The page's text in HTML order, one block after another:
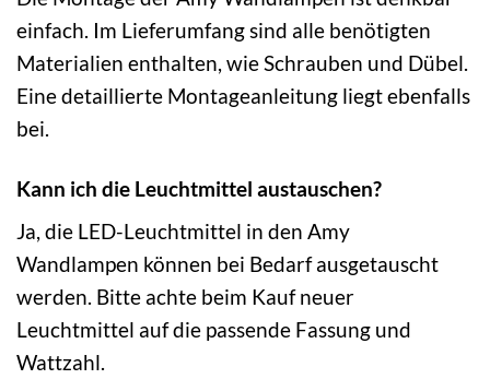
einfach. Im Lieferumfang sind alle benötigten
Materialien enthalten, wie Schrauben und Dübel.
Eine detaillierte Montageanleitung liegt ebenfalls
bei.
Kann ich die Leuchtmittel austauschen?
Ja, die LED-Leuchtmittel in den Amy
Wandlampen können bei Bedarf ausgetauscht
werden. Bitte achte beim Kauf neuer
Leuchtmittel auf die passende Fassung und
Wattzahl.